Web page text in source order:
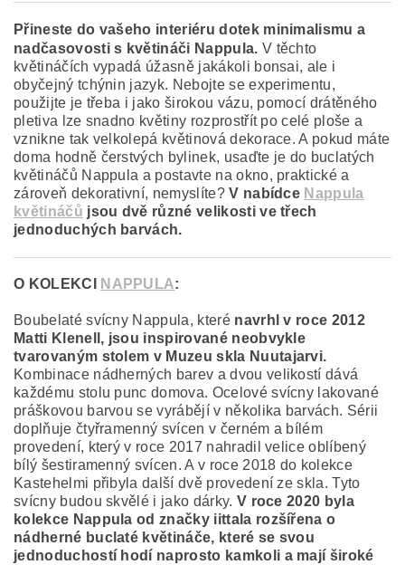
Přineste do vašeho interiéru dotek minimalismu a
nadčasovosti s květináči Nappula. V těchto
květináčích vypadá úžasně jakákoli bonsai, ale i
obyčejný tchýnin jazyk. Nebojte se experimentu,
použijte je třeba i jako širokou vázu, pomocí drátěného
pletiva lze snadno květiny rozprostřít po celé ploše a
vznikne tak velkolepá květinová dekorace. A pokud máte
doma hodně čerstvých bylinek, usaďte je do buclatých
květináčů Nappula a postavte na okno, praktické a
zároveň dekorativní, nemyslíte?V nabídce Nappula
květináčů jsou dvě různé velikosti ve třech
jednoduchých barvách.
O KOLEKCI NAPPULA:
Boubelaté svícny Nappula, které navrhl v roce 2012
Matti Klenell, jsou inspirované neobvykle
tvarovaným stolem v Muzeu skla Nuutajarvi.
Kombinace nádherných barev a dvou velikostí dává
každému stolu punc domova. Ocelové svícny lakované
práškovou barvou se vyrábějí v několika barvách. Sérii
doplňuje čtyřramenný svícen v černém a bílém
provedení, který v roce 2017 nahradil velice oblíbený
bílý šestiramenný svícen. A v roce 2018 do kolekce
Kastehelmi přibyla další dvě provedení ze skla. Tyto
svícny budou skvělé i jako dárky. V roce 2020 byla
kolekce Nappula od značky iittala rozšířena o
nádherné buclaté květináče, které se svou
jednoduchostí hodí naprosto kamkoli a mají široké